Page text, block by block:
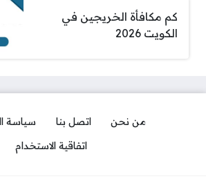
كم مكافأة الخريجين في
الكويت 2026
من نحن اتصل بنا
سياسة
اتفاقية الاستخدام